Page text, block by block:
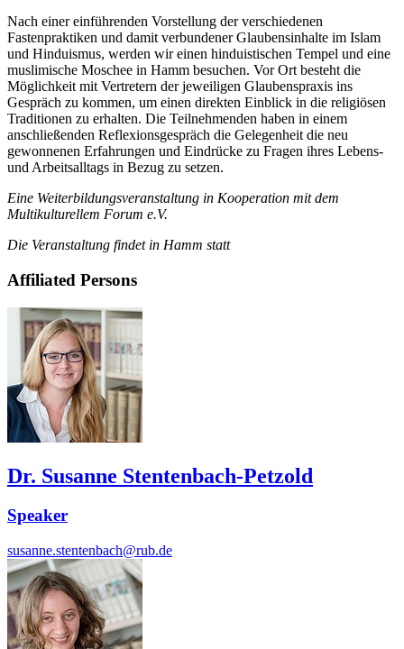
Nach einer einführenden Vorstellung der verschiedenen
Fastenpraktiken und damit verbundener Glaubensinhalte im Islam
und Hinduismus, werden wir einen hinduistischen Tempel und eine
muslimische Moschee in Hamm besuchen. Vor Ort besteht die
Möglichkeit mit Vertretern der jeweiligen Glaubenspraxis ins
Gespräch zu kommen, um einen direkten Einblick in die religiösen
Traditionen zu erhalten. Die Teilnehmenden haben in einem
anschließenden Reflexionsgespräch die Gelegenheit die neu
gewonnenen Erfahrungen und Eindrücke zu Fragen ihres Lebens-
und Arbeitsalltags in Bezug zu setzen.
Eine Weiterbildungsveranstaltung in Kooperation mit dem
Multikulturellem Forum e.V.
Die Veranstaltung findet in Hamm statt
Affiliated Persons
Dr. Susanne Stentenbach-Petzold
Speaker
susanne.stentenbach@rub.de